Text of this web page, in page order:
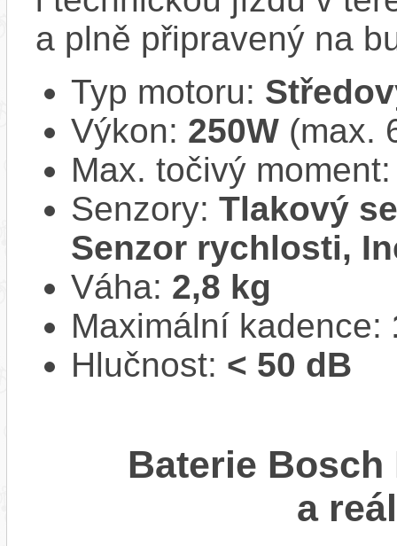
a plně připravený na
Typ motoru:
Výkon: 250W (max.
Max. točivý
Senzory: Tlakový
Senzor rychlosti,
Váha: 2,8 kg
Maximální kadence:
Hlučnost: < 50 dB
Baterie Bosch
a